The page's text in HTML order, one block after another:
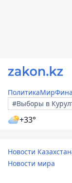
ПолитикаМир
#Выборы в
+33°
Новости
Новости мира